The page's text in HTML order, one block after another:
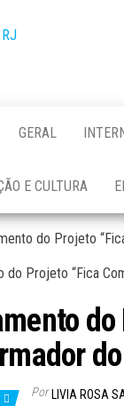
GERAL
E CULTURA
do Projeto
Por LIVIA ROSA